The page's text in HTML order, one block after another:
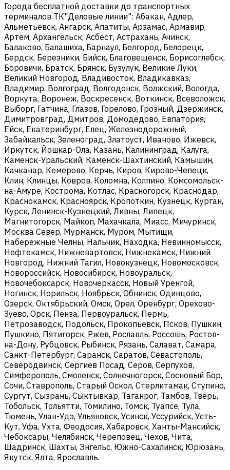
Города бесплатной доставки до транспортных
терминалов ТК"Деловые линии": Абакан, Адлер,
Альметьевск, Ангарск, Апатиты, Арзамас, Армавир,
Артем, Архангельск, Асбест, Астрахань, Ачинск,
Балаково, Балашиха, Барнаул, Белгород, Белорецк,
Бердск, Березники, Бийск, Благовещенск, Борисоглебск,
Боровичи, Братск, Брянск, Бузулук, Великие Луки,
Великий Новгород, Владивосток, Владикавказ,
Владимир, Волгоград, Волгодонск, Волжский, Вологда,
Воркута, Воронеж, Воскресенск, Воткинск, Всеволожск,
Выборг, Гатчина, Глазов, Горелово, Грозный, Дзержинск,
Димитровград, Дмитров, Домодедово, Евпатория,
Ейск, Екатеринбург, Елец, Железнодорожный,
Забайкальск, Зеленоград, Златоуст, Иваново, Ижевск,
Иркутск, Йошкар-Ола, Казань, Калининград, Калуга,
Каменск-Уральский, Каменск-Шахтинский, Камышин,
Качканар, Кемерово, Керчь, Киров, Кирово-Чепецк,
Клин, Клинцы, Ковров, Коломна, Колпино, Комсомольск-
на-Амуре, Кострома, Котлас, Красногорск, Краснодар,
Краснокамск, Красноярск, Кропоткин, Кузнецк, Курган,
Курск, Ленинск-Кузнецкий, Ливны, Липецк,
Магнитогорск, Майкоп, Махачкала, Миасс, Мичуринск,
Москва Север, Мурманск, Муром, Мытищи,
Набережные Челны, Нальчик, Находка, Невинномысск,
Нефтекамск, Нижневартовск, Нижнекамск, Нижний
Новгород, Нижний Тагил, Новокузнецк, Новомосковск,
Новороссийск, Новосибирск, Новоуральск,
Новочебоксарск, Новочеркасск, Новый Уренгой,
Ногинск, Норильск, Ноябрьск, Обнинск, Одинцово,
Озерск, Октябрьский, Омск, Орел, Оренбург, Орехово-
Зуево, Орск, Пенза, Первоуральск, Пермь,
Петрозаводск, Подольск, Прокопьевск, Псков, Пушкин,
Пушкино, Пятигорск, Ржев, Рославль, Россошь, Ростов-
на-Дону, Рубцовск, Рыбинск, Рязань, Салават, Самара,
Санкт-Петербург, Саранск, Саратов, Севастополь,
Северодвинск, Сергиев Посад, Серов, Серпухов,
Симферополь, Смоленск, Солнечногорск, Сосновый Бор,
Сочи, Ставрополь, Старый Оскол, Стерлитамак, Ступино,
Сургут, Сызрань, Сыктывкар, Таганрог, Тамбов, Тверь,
Тобольск, Тольятти, Томилино, Томск, Туапсе, Тула,
Тюмень, Улан-Удэ, Ульяновск, Усинск, Уссурийск, Усть-
Кут, Уфа, Ухта, Феодосия, Хабаровск, Ханты-Мансийск,
Чебоксары, Челябинск, Череповец, Чехов, Чита,
Шадринск, Шахты, Энгельс, Южно-Сахалинск, Юрюзань,
Якутск, Ялта, Ярославль.